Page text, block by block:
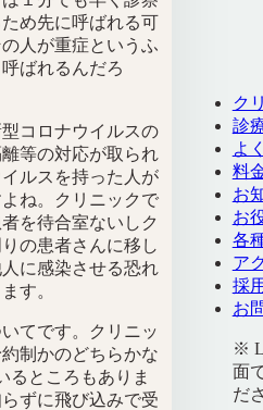
め先に呼ばれる可
人が重症というふ
ばれるんだろ
コロナウイルスの
等の対応が取られ
ルスを持った人が
ね。クリニックで
を待合室ないしク
の患者さんに移し
に感染させる恐れ
す。
てです。クリニッ
制かのどちらかな
るところもありま
ずに飛び込みで受
ク
診
よ
料
お
お
各
ア
採
お
※
面
だ